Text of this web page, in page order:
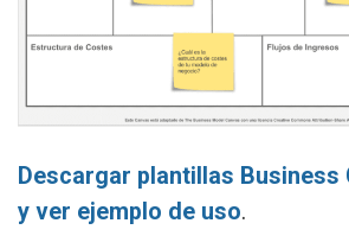
Descargar plantillas Business
y ver ejemplo de uso.